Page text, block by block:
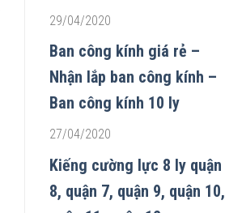
29/04/2020
Ban công kính giá rẻ –
Nhận lắp ban công kính –
Ban công kính 10 ly
27/04/2020
Kiếng cường lực 8 ly quận
8, quận 7, quận 9, quận 10,